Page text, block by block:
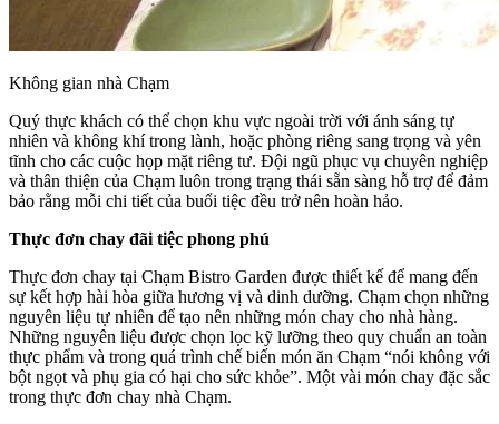
Không gian nhà Chạm
Quý thực khách có thể chọn khu vực ngoài trời với ánh sáng tự
nhiên và không khí trong lành, hoặc phòng riêng sang trọng và yên
tĩnh cho các cuộc họp mặt riêng tư. Đội ngũ phục vụ chuyên nghiệp
và thân thiện của Chạm luôn trong trạng thái sẵn sàng hỗ trợ để đảm
bảo rằng mỗi chi tiết của buổi tiệc đều trở nên hoàn hảo.
Thực đơn chay đãi tiệc phong phú
Thực đơn chay tại Chạm Bistro Garden được thiết kế để mang đến
sự kết hợp hài hòa giữa hương vị và dinh dưỡng. Chạm chọn những
nguyên liệu tự nhiên để tạo nên những món chay cho nhà hàng.
Những nguyên liệu được chọn lọc kỹ lưỡng theo quy chuẩn an toàn
thực phẩm và trong quá trình chế biến món ăn Chạm “nói không với
bột ngọt và phụ gia có hại cho sức khỏe”. Một vài món chay đặc sắc
trong thực đơn chay nhà Chạm.